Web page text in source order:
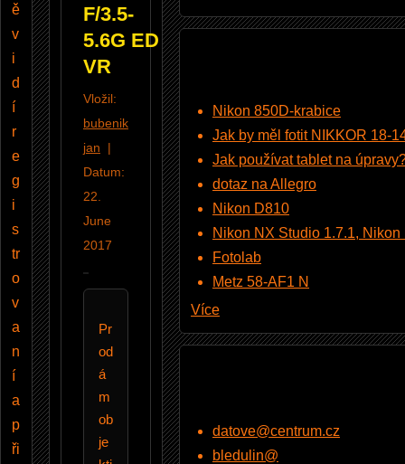
ě
v
i
d
í
r
e
g
i
s
tr
o
v
a
n
í
a
p
ři
F/3.5-
5.6G ED
VR
Vložil:
bubenik
jan |
Datum:
22.
June
2017
Pr
od
á
m
ob
je
Nikon 850D-krabice
Jak by měl fotit NIKKOR 18-
Jak používat tablet na
dotaz na Allegro
Nikon D810
Nikon NX Studio 1.7.1,
Fotolab
Metz 58-AF1 N
Více
datove@centrum.cz
bledulin@